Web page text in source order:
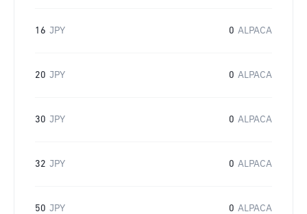
16 JPY 0 ALPACA
20 JPY 0 ALPACA
30 JPY 0 ALPACA
32 JPY 0 ALPACA
50 JPY 0 ALPACA